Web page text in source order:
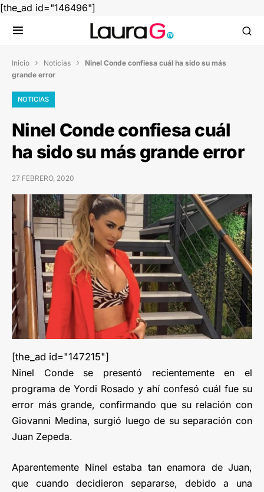
[the_ad id="146496"]
Inicio  Noticias  Ninel Conde confiesa cuál ha sido su más
grande error
NOTICIAS
Ninel Conde confiesa cuál
ha sido su más grande error
27 FEBRERO, 2020
[the_ad id="147215"]
Ninel Conde se presentó recientemente en el
programa de Yordi Rosado y ahí confesó cuál fue su
error más grande, confirmando que su relación con
Giovanni Medina, surgió luego de su separación con
Juan Zepeda.
Aparentemente Ninel estaba tan enamora de Juan,
que cuando decidieron separarse, debido a una